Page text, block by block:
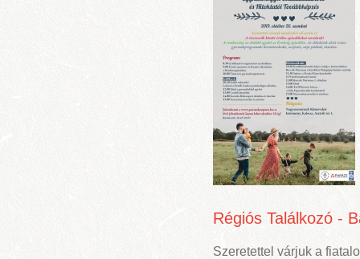
Régiós Találkozó -
Szeretettel várjuk a